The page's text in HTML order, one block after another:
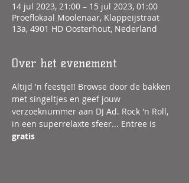
14 jul 2023, 21:00 – 15 jul 2023, 01:00
Proeflokaal Moolenaar, Klappeijstraat
13a, 4901 HD Oosterhout, Nederland
Over het evenement
Altijd 'n feestje!! Browse door de bakken
met singeltjes en geef jouw
verzoeknummer aan DJ Ad. Rock 'n Roll,
in een superrelaxte sfeer... Entree is
gratis